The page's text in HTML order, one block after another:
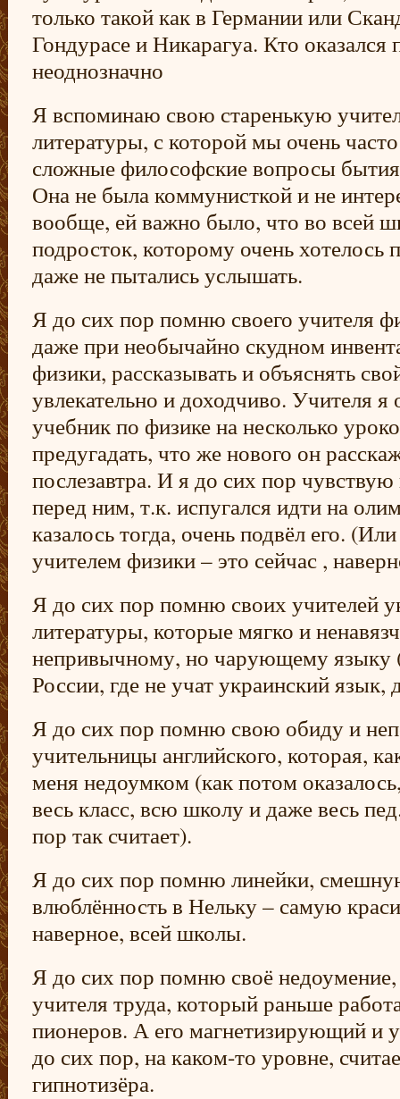
только такой как в Германии или
Гондурасе и Никарагуа. Кто
неоднозначно
Я вспоминаю свою старенькую
литературы, с которой мы очень
сложные философские вопросы
Она не была коммунисткой и не
вообще, ей важно было, что во всей
подросток, которому очень хотелось
даже не пытались услышать.
Я до сих пор помню своего учителя
даже при необычайно скудном
физики, рассказывать и объяснять
увлекательно и доходчиво. Учителя
учебник по физике на несколько
предугадать, что же нового он
послезавтра. И я до сих пор
перед ним, т.к. испугался идти на
казалось тогда, очень подвёл его.
учителем физики – это сейчас ,
Я до сих пор помню своих учителей
литературы, которые мягко и
непривычному, но чарующему языку
России, где не учат украинский язык,
Я до сих пор помню свою обиду и
учительницы английского, которая,
меня недоумком (как потом
весь класс, всю школу и даже весь
пор так считает).
Я до сих пор помню линейки,
влюблённость в Нельку – самую
наверное, всей школы.
Я до сих пор помню своё недоумение,
учителя труда, который раньше
пионеров. А его магнетизирующий и
до сих пор, на каком-то уровне,
гипнотизёра.